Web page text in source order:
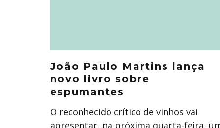
João Paulo Martins lança
novo livro sobre
espumantes
O reconhecido crítico de vinhos vai
apresentar, na próxima quarta-feira,